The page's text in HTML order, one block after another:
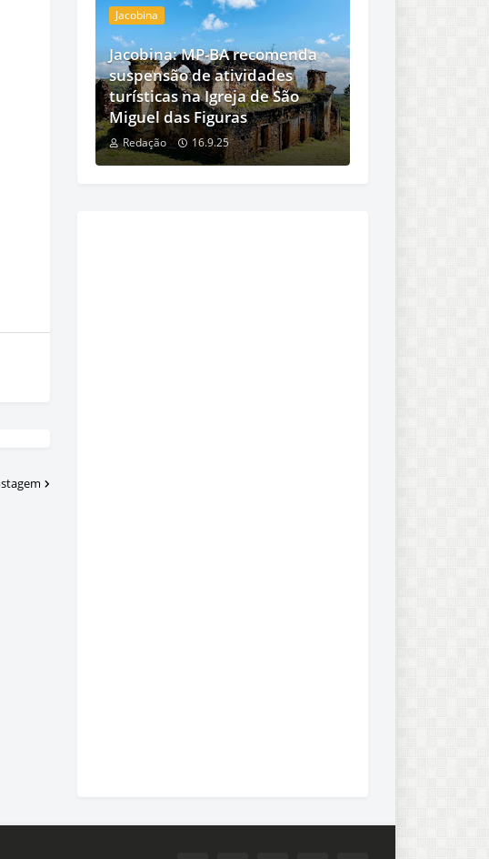
Jacobina
Jacobina: MP-BA recomenda
suspensão de atividades
turísticas na Igreja de São
Miguel das Figuras
Redação 16.9.25